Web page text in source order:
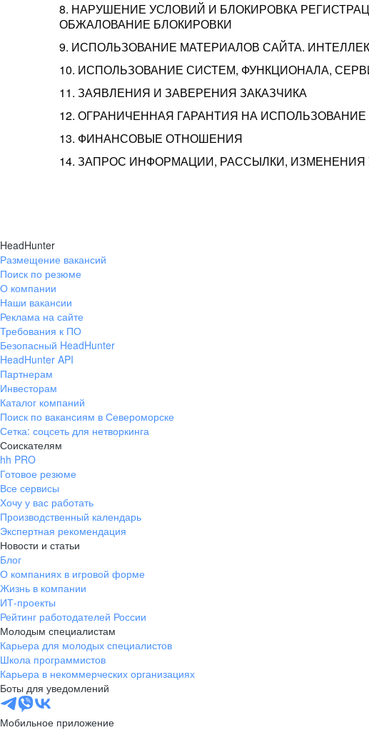
8. НАРУШЕНИЕ УСЛОВИЙ И БЛОКИРОВКА
ОБЖАЛОВАНИЕ БЛОКИРОВКИ
9. ИСПОЛЬЗОВАНИЕ МАТЕРИАЛОВ САЙТА.
10. ИСПОЛЬЗОВАНИЕ СИСТЕМ, ФУНКЦИОНАЛА,
11. ЗАЯВЛЕНИЯ И ЗАВЕРЕНИЯ ЗАКАЗЧИКА
12. ОГРАНИЧЕННАЯ ГАРАНТИЯ НА
13. ФИНАНСОВЫЕ ОТНОШЕНИЯ
14. ЗАПРОС ИНФОРМАЦИИ, РАССЫЛКИ, ИЗМЕНЕНИЯ
HeadHunter
Размещение вакансий
Поиск по резюме
О компании
Наши вакансии
Реклама на сайте
Требования к ПО
Безопасный HeadHunter
HeadHunter API
Партнерам
Инвесторам
Каталог компаний
Поиск по вакансиям в Североморске
Сетка: соцсеть для нетворкинга
Соискателям
hh PRO
Готовое резюме
Все сервисы
Хочу у вас работать
Производственный календарь
Экспертная рекомендация
Новости и статьи
Блог
О компаниях в игровой форме
Жизнь в компании
ИТ-проекты
Рейтинг работодателей России
Молодым специалистам
Карьера для молодых специалистов
Школа программистов
Карьера в некоммерческих организациях
Боты для уведомлений
Мобильное приложение